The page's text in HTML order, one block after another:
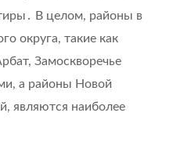
В целом, районы в
округа, такие как
Замоскворечье
а районы Новой
являются наиболее